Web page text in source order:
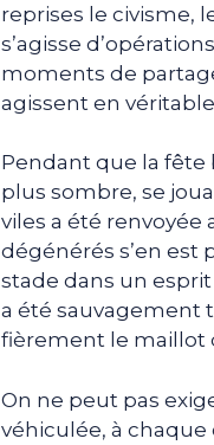
reprises le civisme,
s’agisse
moments de
agissent en
Pendant que la fête
plus sombre, se
viles a été
dégénérés s’en est
stade dans un
a été sauvagement
fièrement le maillot
On ne peut pas
véhiculée, à chaque